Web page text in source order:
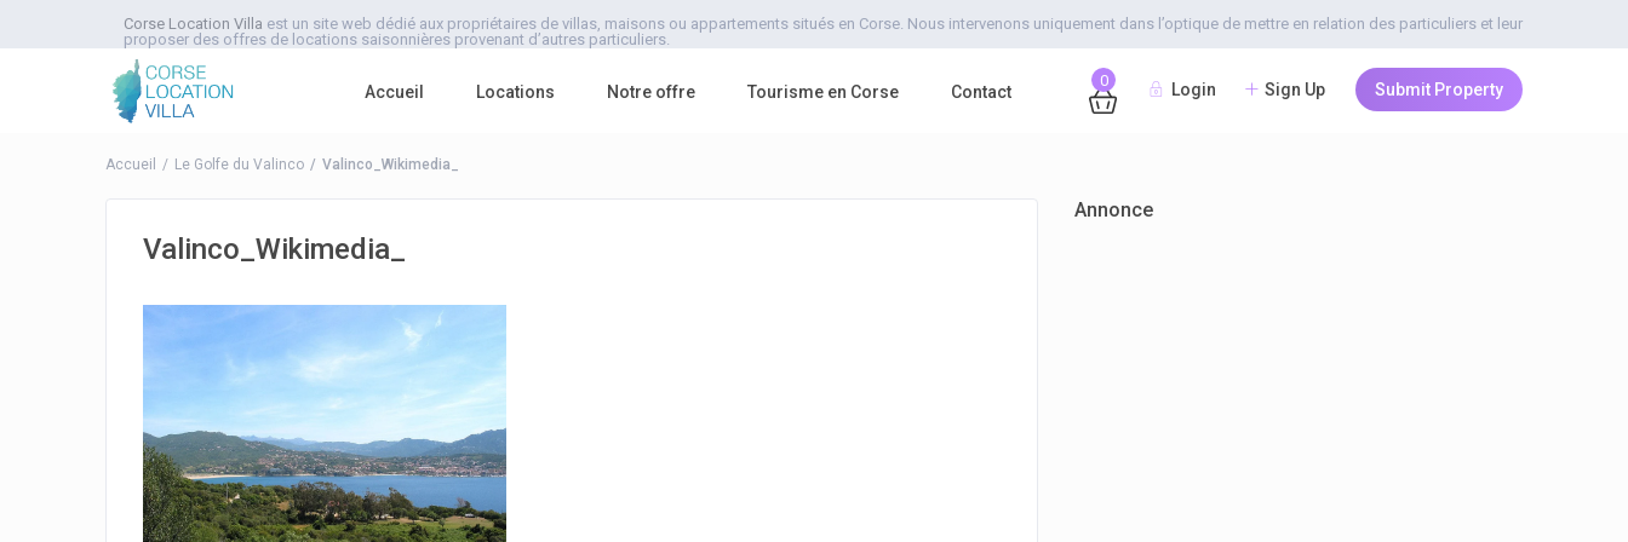
Corse Location Villa est un site web dédié aux propriétaires de villas, maisons ou appartements situés en Corse. Nous intervenons uniquement dans l’optique de mettre en relation des particuliers et leur
proposer des offres de locations saisonnières provenant d’autres particuliers.
0 Login Sign Up Submit Property
Accueil Locations Notre offre Tourisme en Corse Contact
Accueil Le Golfe du Valinco Valinco_Wikimedia_
Valinco_Wikimedia_
Annonce